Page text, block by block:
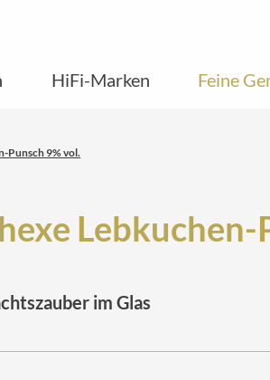
HiFi-Marken Feine
Punsch 9% vol.
Lebkuchen-
im Glas